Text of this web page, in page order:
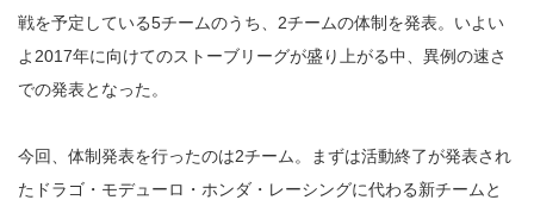
戦を予定している5チームのうち、2チームの体制を発表。いよい
よ2017年に向けてのストーブリーグが盛り上がる中、異例の速さ
での発表となった。
今回、体制発表を行ったのは2チーム。まずは活動終了が発表され
たドラゴ・モデューロ・ホンダ・レーシングに代わる新チームと